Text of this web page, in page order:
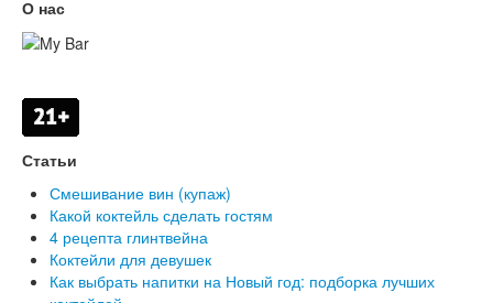
О нас
Статьи
Смешивание вин (купаж)
Какой коктейль сделать гостям
4 рецепта глинтвейна
Коктейли для девушек
Как выбрать напитки на Новый год: подборка лучших